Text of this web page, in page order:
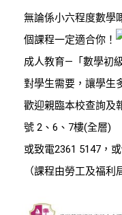
無論係小六程度數學
個課程一定適合你！
成人教育—「數學初
對學生需要，讓學生
歡迎親臨本校查詢及
號 2、6、7樓(全層)
或致電2361 5147，
（課程由勞工及福利